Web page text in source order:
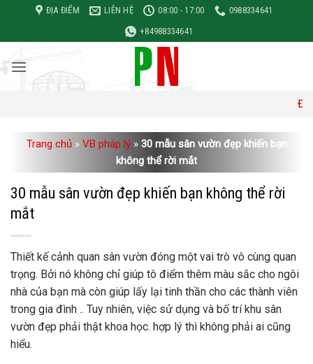
nội
dung
ĐỊA ĐIỂM LIÊN HỆ 08:00 - 17:00
0988334641
+84988334641
Đơn giá xây
Trang chủ » VB pháp lý » 30 mẫu sân vườn đẹp khiến bạn
không thể rời mắt
30 mẫu sân vườn đẹp khiến bạn không thể rời
mắt
Thiết kế cảnh quan sân vườn đóng một vai trò vô cùng quan
trọng. Bởi nó không chỉ giúp tô điểm thêm màu sắc cho ngôi
nhà của bạn mà còn giúp lấy lại tinh thần cho các thành viên
trong gia đình .. Tuy nhiên, việc sử dụng và bố trí khu sân
vườn đẹp phải thật khoa học. hợp lý thì không phải ai cũng
hiểu.